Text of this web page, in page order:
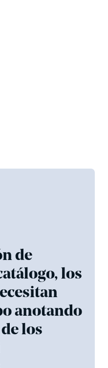
de
los
anotando
los